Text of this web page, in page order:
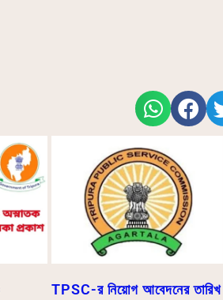
TPSC-র নিয়োগ আবেদনের তারিখ